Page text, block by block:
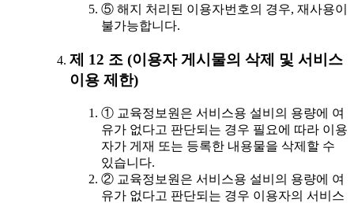
⑤ 해지 처리된 이용자번호의 경우, 재사용이
불가능합니다.
제 12 조 (이용자 게시물의 삭제 및 서비스
이용 제한)
① 교육정보원은 서비스용 설비의 용량에 여
유가 없다고 판단되는 경우 필요에 따라 이용
자가 게재 또는 등록한 내용물을 삭제할 수
있습니다.
② 교육정보원은 서비스용 설비의 용량에 여
유가 없다고 판단되는 경우 이용자의 서비스